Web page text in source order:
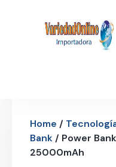
Home /
Bank / Power
25000mAh